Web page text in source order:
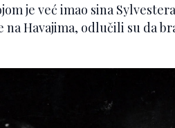
je već imao sina Sylvestera
Havajima, odlučili su da